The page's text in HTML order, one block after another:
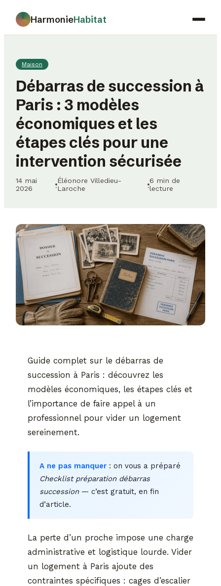
HarmonieHabitat
Déco
Jardinage
Immobilier
Gastronomie
Maison
Débarras de succession à
Paris : 3 modèles
économiques et les
étapes clés pour une
intervention sécurisée
14 mai
2026
·
Éléonore Villedieu-
Laroche
·
6 min de
lecture
Guide complet sur le débarras de
succession à Paris : découvrez les
modèles économiques, les étapes clés et
l’importance de faire appel à un
professionnel pour vider un logement
sereinement.
A ne pas manquer : on vous a préparé
Checklist préparation débarras
succession— c’est gratuit, en fin
d’article.
La perte d’un proche impose une charge
administrative et logistique lourde. Vider
un logement à Paris ajoute des
contraintes spécifiques : cages d’escalier